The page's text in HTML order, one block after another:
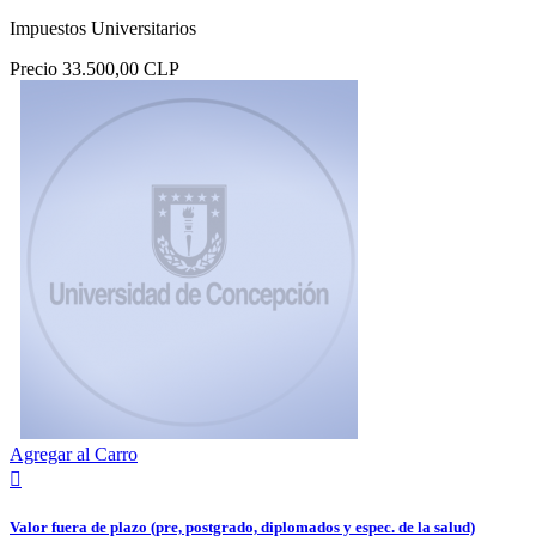
Impuestos Universitarios
Precio 33.500,00 CLP
Agregar al Carro

Valor fuera de plazo (pre, postgrado, diplomados y espec. de la salud)